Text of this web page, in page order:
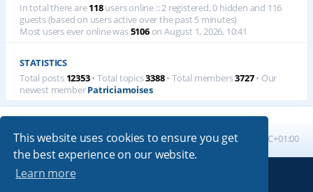
This website uses cookies to ensure you get
the best experience on our website.
Learn more
In total there are118users online :: 2 registered, 0 hidden and 116
guests (based on users active over the past 5 minutes)
Most users ever online was5106on August 1, 2026, 10:41
STATISTICS
Total posts 12353• Total topics3388• Total members3727• Our
newest memberPatriciamoises
Board index All times are UTC+01:00